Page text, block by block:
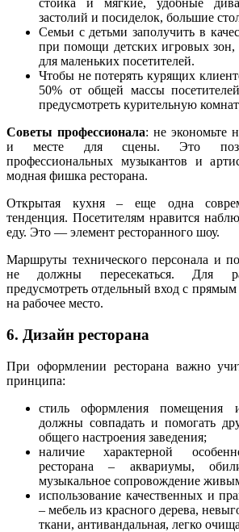
стойка и мягкие, удобные
застолий и посиделок, большие
Семьи с детьми заполучить в
при помощи детских игровых зон,
для маленьких посетителей.
Чтобы не потерять курящих
50% от общей массы
предусмотреть курительную
Советы профессионала: не экономьте
и месте для сцены. Это
профессиональных музыкантов и
модная фишка ресторана.
Открытая кухня – еще одна
тенденция. Посетителям нравится
еду. Это — элемент ресторанного шоу.
Маршруты технического персонала и
не должны пересекаться. Для
предусмотреть отдельный вход с
на рабочее место.
6. Дизайн ресторана
При оформлении ресторана важно
принципа:
стиль оформления
должны совпадать и помогать
общего настроения заведения;
наличие характерной
ресторана – аквариумы,
музыкальное сопровождение
использование качественных и
– мебель из красного дерева,
ткани, антивандальная, легко